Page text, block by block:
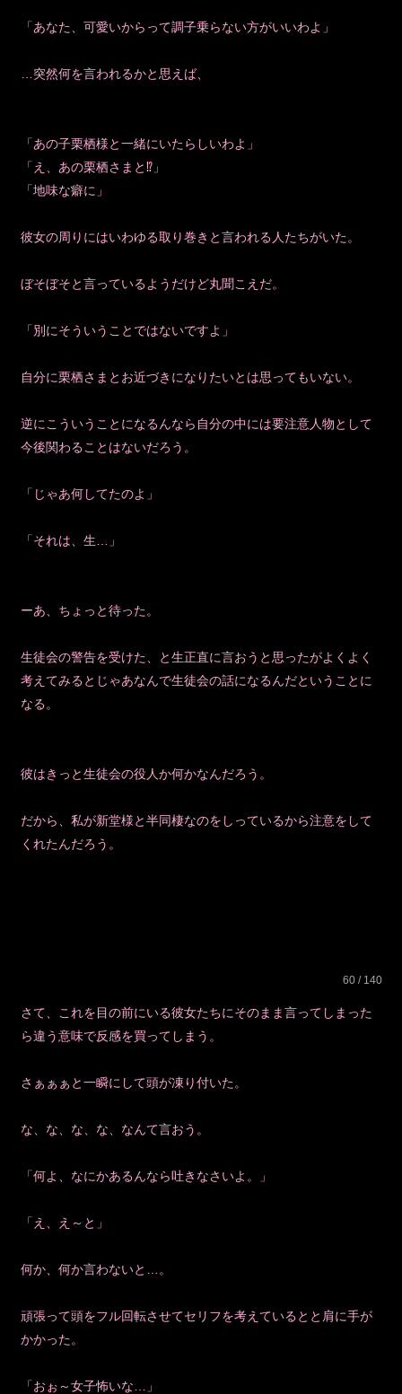
「あなた、可愛いからって調子乗らない方がいいわよ」
…突然何を言われるかと思えば、
「あの子栗栖様と一緒にいたらしいわよ」
「え、あの栗栖さまと⁉」
「地味な癖に」
彼女の周りにはいわゆる取り巻きと言われる人たちがいた。
ぼそぼそと言っているようだけど丸聞こえだ。
「別にそういうことではないですよ」
自分に栗栖さまとお近づきになりたいとは思ってもいない。
逆にこういうことになるんなら自分の中には要注意人物として
今後関わることはないだろう。
「じゃあ何してたのよ」
「それは、生…」
ーあ、ちょっと待った。
生徒会の警告を受けた、と生正直に言おうと思ったがよくよく
考えてみるとじゃあなんで生徒会の話になるんだということに
なる。
彼はきっと生徒会の役人か何かなんだろう。
だから、私が新堂様と半同棲なのをしっているから注意をして
くれたんだろう。
60 / 140
さて、これを目の前にいる彼女たちにそのまま言ってしまった
ら違う意味で反感を買ってしまう。
さぁぁぁと一瞬にして頭が凍り付いた。
な、な、な、な、なんて言おう。
「何よ、なにかあるんなら吐きなさいよ。」
「え、え～と」
何か、何か言わないと…。
頑張って頭をフル回転させてセリフを考えているとと肩に手が
かかった。
「おぉ～女子怖いな…」